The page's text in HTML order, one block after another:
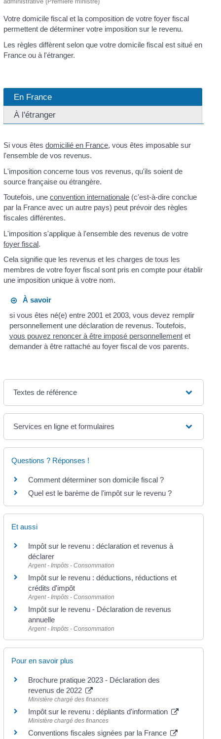
Votre domicile fiscal et la composition de votre foyer fiscal
permettent de déterminer votre imposition sur le revenu.
Les règles diffèrent selon que votre domicile fiscal est situé en
France ou à l'étranger.
En France
À l'étranger
Si vous êtesdomicilié en France, vous êtes imposable sur
l'ensemble de vos revenus.
L'imposition concerne tous vos revenus, qu'ils soient de
source française ou étrangère.
Toutefois, uneconvention internationale (c'est-à-dire conclue
par la France avec un autre pays) peut prévoir des règles
fiscales différentes.
L'imposition s'applique à l'ensemble des revenus de votre
foyer fiscal.
Cela signifie que les revenus et les charges de tous les
membres de votre foyer fiscal sont pris en compte pour établir
une imposition unique à votre nom.
À savoir
si vous êtes né(e) entre 2001 et 2003, vous devez remplir
personnellement une déclaration de revenus. Toutefois,
vous pouvez renoncer à être imposé personnellementet
demander à être rattaché au foyer fiscal de vos parents.
Textes de référence
Services en ligne et formulaires
Questions ? Réponses !
Comment déterminer son domicile fiscal ?
Quel est le barème de l'impôt sur le revenu ?
Et aussi
Impôt sur le revenu : déclaration et revenus à
déclarer
Argent - Impôts - Consommation
Impôt sur le revenu : déductions, réductions et
crédits d'impôt
Argent - Impôts - Consommation
Impôt sur le revenu - Déclaration de revenus
annuelle
Argent - Impôts - Consommation
Pour en savoir plus
Brochure pratique 2023 - Déclaration des
revenus de 2022
Ministère chargé des finances
Impôt sur le revenu : dépliants d'information
Ministère chargé des finances
Conventions fiscales signées par la France